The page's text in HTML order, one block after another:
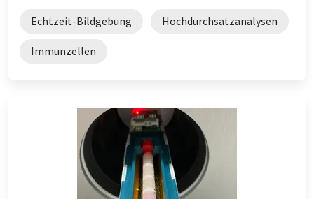
Echtzeit-Bildgebung Hochdurchsatzanalysen
Immunzellen